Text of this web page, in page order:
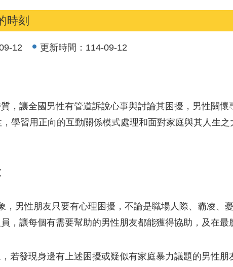
時刻
12 更新時間： 114-09-12
，讓全國男性有管道訴說心事與討論其困擾，男性關
學習用正向的互動關係模式處理和面對家庭與其人生
男性朋友只要有心理困擾，不論是職場人際、霸凌、
，讓每個有需要幫助的男性朋友都能獲得協助，及在最
若發現身邊有上述困擾或疑似有家庭暴力議題的男性